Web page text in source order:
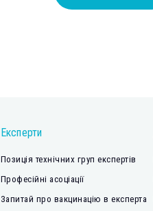
Експерти
Позиція технічних груп експертів
Професійні асоціації
Запитай про вакцинацію в експерта